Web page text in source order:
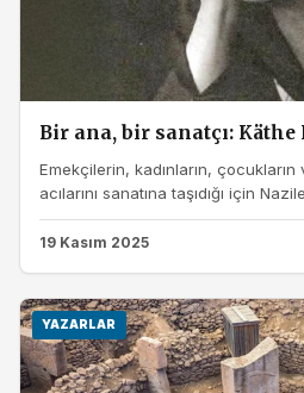
Bir ana, bir sanatçı:
Emekçilerin, kadınların,
acılarını sanatına taşıdığı için
19 Kasım 2025
YAZARLAR